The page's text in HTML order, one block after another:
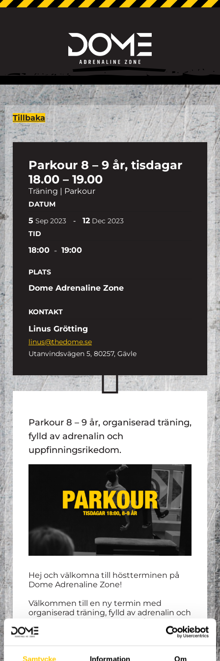
Samtycke Information Om
Tillbaka
Parkour 8 – 9 år, tisdagar
18.00 – 19.00
Träning | Parkour
DATUM
5 Sep 2023 - 12 Dec 2023
TID
18:00 - 19:00
PLATS
Dome Adrenaline Zone
KONTAKT
Linus Grötting
linus@thedome.se
Utanvindsvägen 5, 80257, Gävle
Parkour 8 – 9 år, organiserad träning,
fylld av adrenalin och
uppfinningsrikedom.
Hej och välkomna till höstterminen på
Dome Adrenaline Zone!
Välkommen till en ny termin med
organiserad träning, fylld av adrenalin och
träna
trickingi